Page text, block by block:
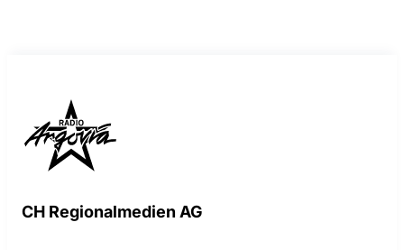
CH Regionalmedien AG